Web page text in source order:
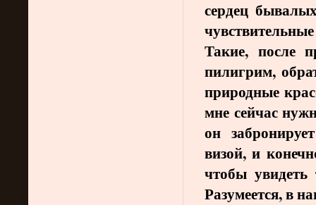
сердец
Такие, после
пилигрим,
природные
мне сейчас
он
визой, и
чтобы
Разумеется, в